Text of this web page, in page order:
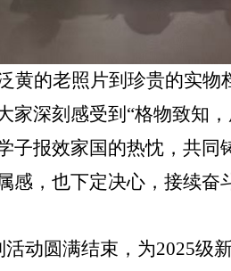
黄的老照片到珍贵的实
家深刻感受到 “格物致知
子报效家国的热忱，共同
感，也下定决心，接续奋
动圆满结束， 为2025级